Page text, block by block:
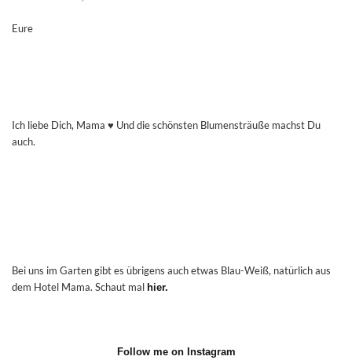
Eure
Ich liebe Dich, Mama ♥️ Und die schönsten Blumensträuße machst Du
auch.
Bei uns im Garten gibt es übrigens auch etwas Blau-Weiß, natürlich aus
dem Hotel Mama. Schaut mal hier.
Follow me on Instagram